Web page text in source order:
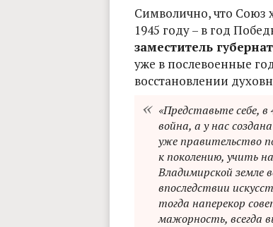
Символично, что Союз
1945 году – в год
заместитель
уже в послевоенные
восстановлении
«Представьте себе,
война, а у нас
уже правительство
к поколению, учить
Владимирской земле
впоследствии
тогда наперекор
мажорность, всегда